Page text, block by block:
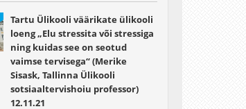
Tartu Ülikooli väärikate ülikooli
loeng „Elu stressita või stressiga
ning kuidas see on seotud
vaimse tervisega“ (Merike
Sisask, Tallinna Ülikooli
sotsiaaltervishoiu professor)
12.11.21